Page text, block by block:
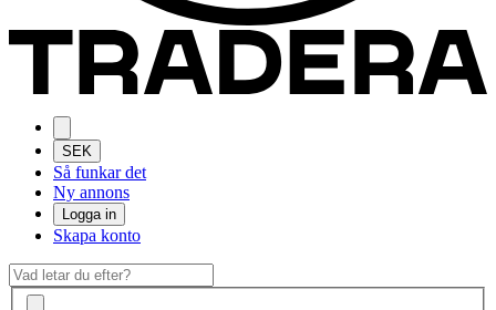
SEK
Så funkar det
Ny annons
Logga in
Skapa konto